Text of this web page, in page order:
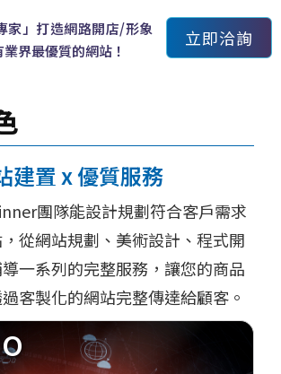
家」打造網路開店/形象
界最優質的網站！
立即洽詢
建置 x 優質服務
團隊能設計規劃符合客戶需求
從網站規劃、美術設計、程式開
一系列的完整服務，讓您的商品
客製化的網站完整傳達給顧客。